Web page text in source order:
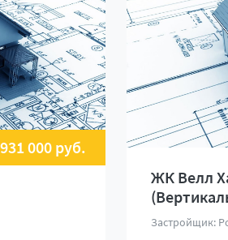
000 руб.
ЖК Велл
Застройщик: